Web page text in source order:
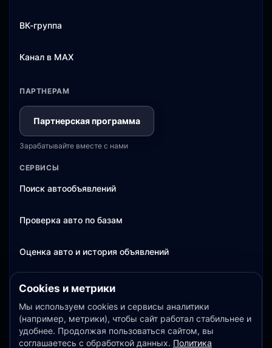
ВК-группа
Канал в MAX
ПАРТНЕРАМ
Партнерская программа
Зарабатывайте вместе с нами
СЕРВИСЫ
Поиск автообъявлений
Проверка авто по базам
Оценка авто и история объявлений
Тарифы
ДОКУМЕНТЫ
Пользовательское соглашение
Cookies и метрики
Мы используем cookies и сервисы аналитики
(например, метрики), чтобы сайт работал стабильнее и
удобнее. Продолжая пользоваться сайтом, вы
соглашаетесь с обработкой данных. Политика